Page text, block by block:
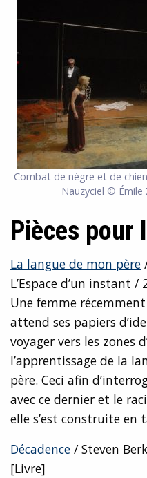
Combat de nègre et de
Nauzyciel © Émile
Pièces pour
La langue de mon père
L’Espace d’un instant /
Une femme
attend ses papiers
voyager vers les zones
l’apprentissage de la
père. Ceci afin
avec ce dernier et le
elle s’est construite en
Décadence / Steven
[Livre]